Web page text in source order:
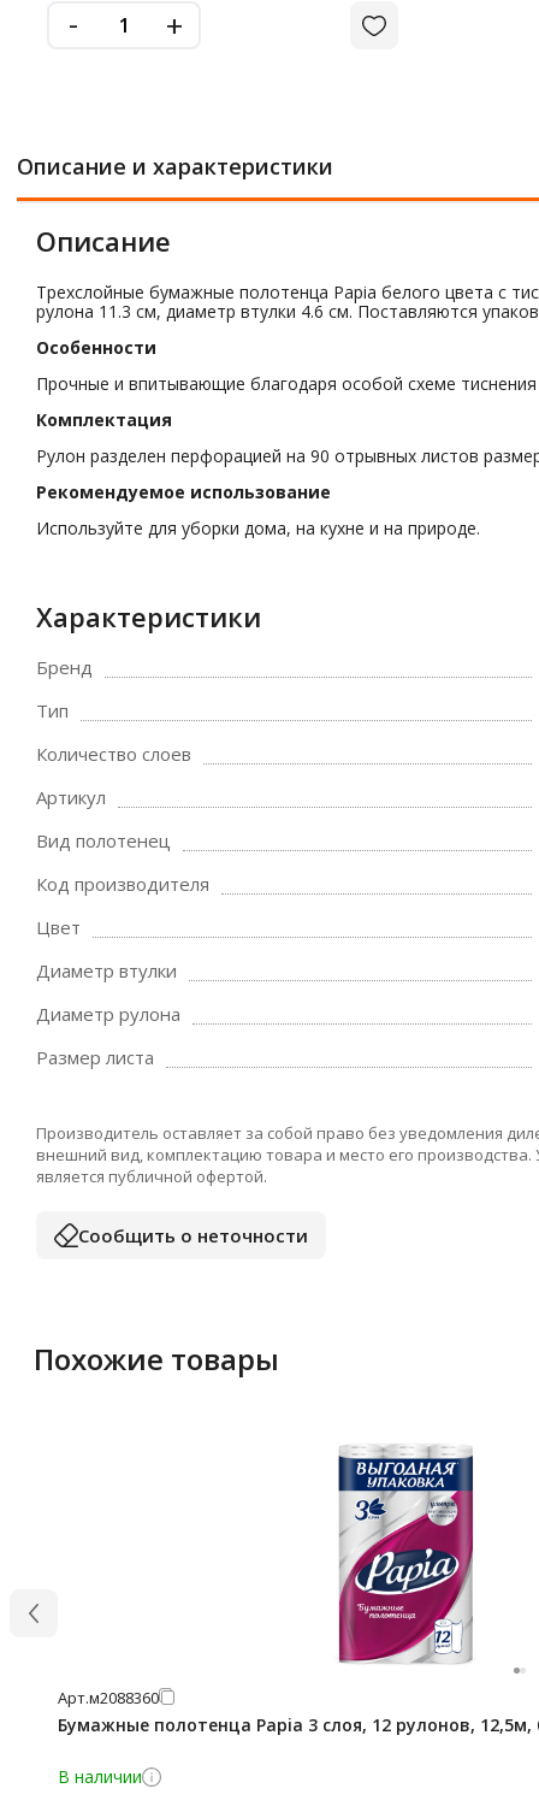
- +
Описание и характеристики
Описание
Трехслойные бумажные полотенца Papia белого цвета с
рулона 11.3 см, диаметр втулки 4.6 см. Поставляются
Особенности
Прочные и впитывающие благодаря особой схеме
Комплектация
Рулон разделен перфорацией на 90 отрывных листов
Рекомендуемое использование
Используйте для уборки дома, на кухне и на природе.
Характеристики
Бренд
Тип
Количество слоев
Артикул
Вид полотенец
Код производителя
Цвет
Диаметр втулки
Диаметр рулона
Размер листа
Производитель оставляет за собой право без уведомления
внешний вид, комплектацию товара и место его
является публичной офертой.
Сообщить о неточности
Похожие товары
Арт.м2088360
Бумажные полотенца Papia 3 слоя, 12 рулонов, 12,5м,
В наличии